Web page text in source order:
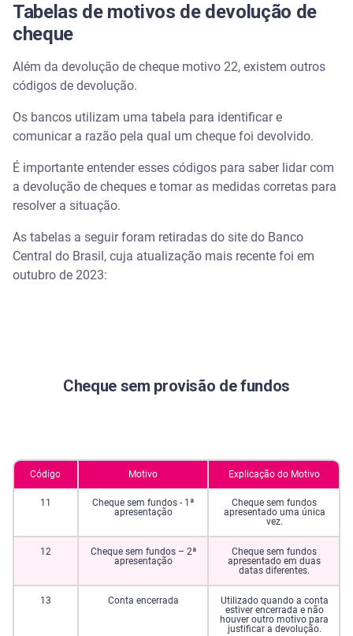
Tabelas de motivos de devolução de
cheque
Além da devolução de cheque motivo 22, existem outros
códigos de devolução.
Os bancos utilizam uma tabela para identificar e
comunicar a razão pela qual um cheque foi devolvido.
É importante entender esses códigos para saber lidar com
a devolução de cheques e tomar as medidas corretas para
resolver a situação.
As tabelas a seguir foram retiradas do site do Banco
Central do Brasil, cuja atualização mais recente foi em
outubro de 2023:
Cheque sem provisão de fundos
Código Motivo Explicação do Motivo
11
Cheque sem fundos - 1ª
apresentação
Cheque sem fundos
apresentado uma única
vez.
12
Cheque sem fundos – 2ª
apresentação
Cheque sem fundos
apresentado em duas
datas diferentes.
13 Conta encerrada
Utilizado quando a conta
estiver encerrada e não
houver outro motivo para
justificar a devolução.